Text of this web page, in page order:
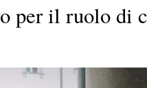
per il ruolo di